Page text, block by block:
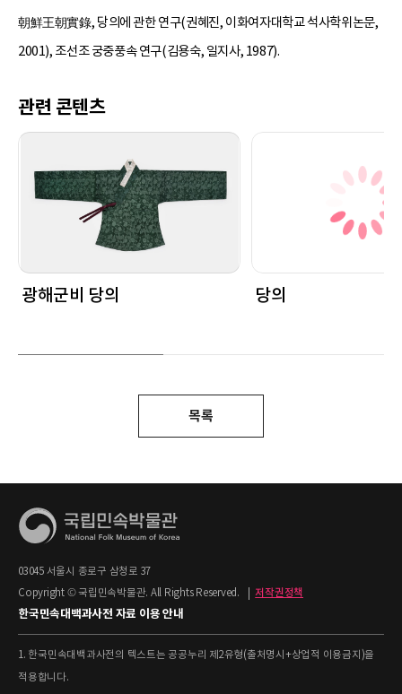
朝鮮王朝實錄, 당의에 관한 연구(권혜진, 이화여자대학교 석사학위논문,
2001), 조선조 궁중풍속 연구(김용숙, 일지사, 1987).
관련 콘텐츠
광해군비 당의 당의
목록
03045 서울시 종로구 삼청로 37
Copyright © 국립민속박물관. All Rights Reserved.
저작권정책
한국민속대백과사전 자료 이용 안내
1. 한국민속대백과사전의 텍스트는 공공누리 제2유형(출처명시+상업적 이용금지)을
적용합니다.